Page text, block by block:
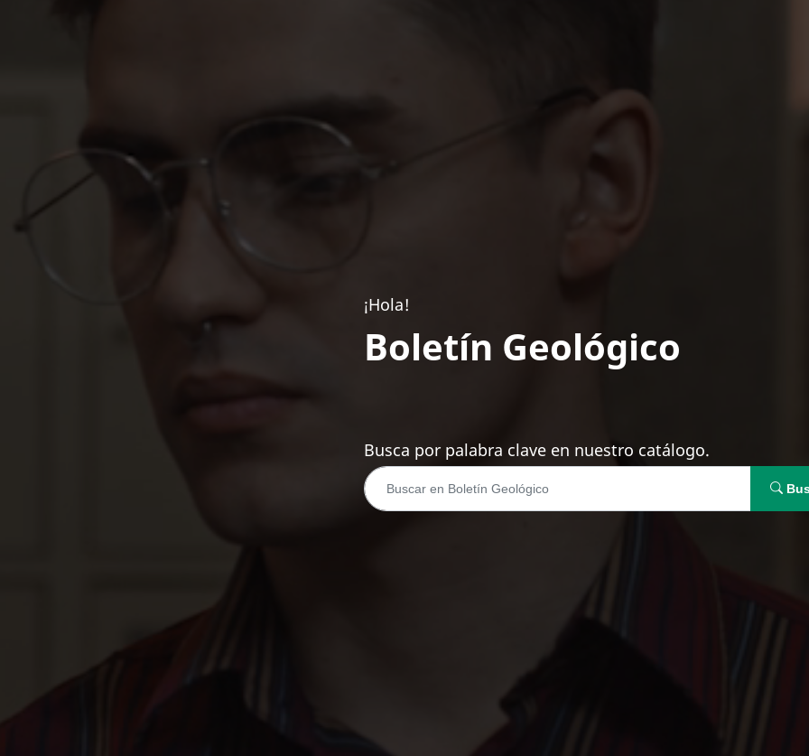
¡Hola!
Boletín Geológico
Busca por palabra clave en nuestro catálogo.